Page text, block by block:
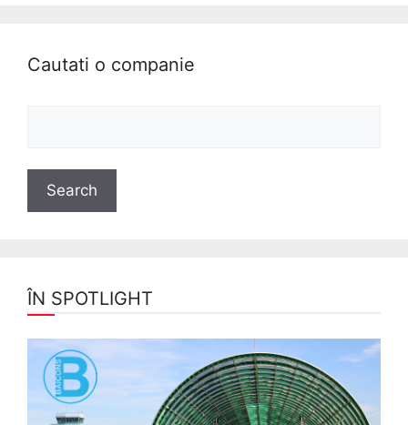
Cautati o companie
ÎN SPOTLIGHT